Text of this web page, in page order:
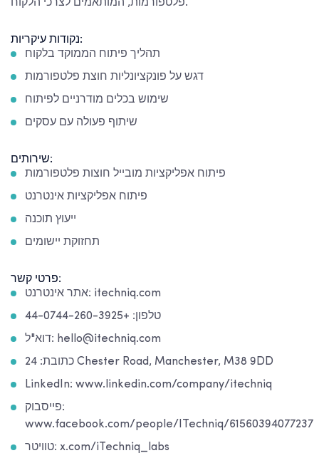
פלטפורמות, המותאמים לצרכי הלקוח.
נקודות עיקריות:
תהליך פיתוח הממוקד בלקוח
דגש על פונקציונליות חוצת פלטפורמות
שימוש בכלים מודרניים לפיתוח
שיתוף פעולה עם עסקים
שירותים:
פיתוח אפליקציות מובייל חוצות פלטפורמות
פיתוח אפליקציות אינטרנט
ייעוץ תוכנה
תחזוקת יישומים
פרטי קשר:
אתר אינטרנט: itechniq.com
טלפון: +44-0744-260-3925
דוא"ל: hello@itechniq.com
כתובת: 24 Chester Road, Manchester, M38 9DD
LinkedIn: www.linkedin.com/company/itechniq
פייסבוק:
www.facebook.com/people/ITechniq/61560394077237
טוויטר: x.com/iTechniq_labs